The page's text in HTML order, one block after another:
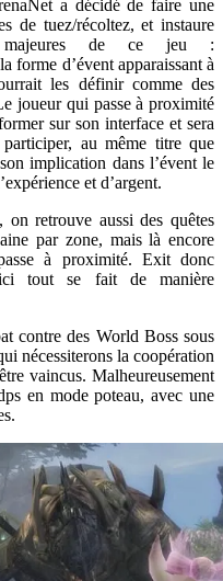
a décidé de faire une
de tuez/récoltez, et instaure
majeures de ce jeu :
forme d’évent apparaissant à
les définir comme des
joueur qui passe à proximité
sur son interface et sera
au même titre que
implication dans l’évent le
et d’argent.
on retrouve aussi des quêtes
par zone, mais là encore
à proximité. Exit donc
ici tout se fait de manière
contre des World Boss sous
nécessiterons la coopération
vaincus. Malheureusement
en mode poteau, avec une